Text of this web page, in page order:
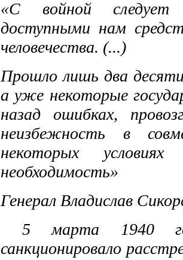
«С войной следует
доступными нам
человечества. (...)
Прошло лишь два
а уже некоторые
назад ошибках,
неизбежность в
некоторых
необходимость»
Генерал Владислав
5 марта 1940
санкционировало